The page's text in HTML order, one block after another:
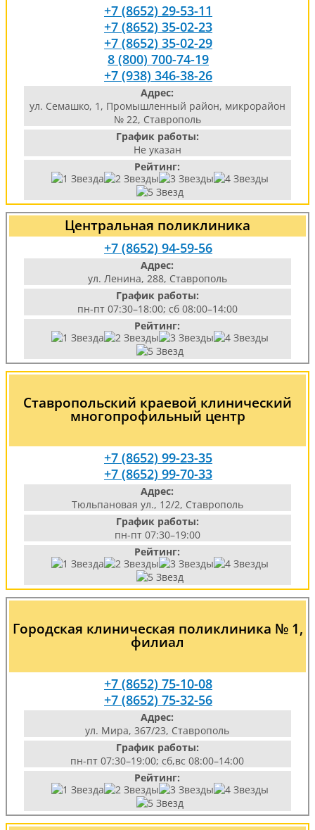
+7 (8652) 29-53-11
+7 (8652) 35-02-23
+7 (8652) 35-02-29
8 (800) 700-74-19
+7 (938) 346-38-26
Адрес:
ул. Семашко, 1, Промышленный район, микрорайон
№ 22, Ставрополь
График работы:
Не указан
Рейтинг:
Центральная поликлиника
+7 (8652) 94-59-56
Адрес:
ул. Ленина, 288, Ставрополь
График работы:
пн-пт 07:30–18:00; сб 08:00–14:00
Рейтинг:
Ставропольский краевой клинический
многопрофильный центр
+7 (8652) 99-23-35
+7 (8652) 99-70-33
Адрес:
Тюльпановая ул., 12/2, Ставрополь
График работы:
пн-пт 07:30–19:00
Рейтинг:
Городская клиническая поликлиника № 1,
филиал
+7 (8652) 75-10-08
+7 (8652) 75-32-56
Адрес:
ул. Мира, 367/23, Ставрополь
График работы:
пн-пт 07:30–19:00; сб,вс 08:00–14:00
Рейтинг: